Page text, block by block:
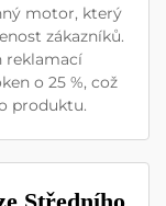
motor, který
zákazníků.
reklamací
o 25 %, což
produktu.